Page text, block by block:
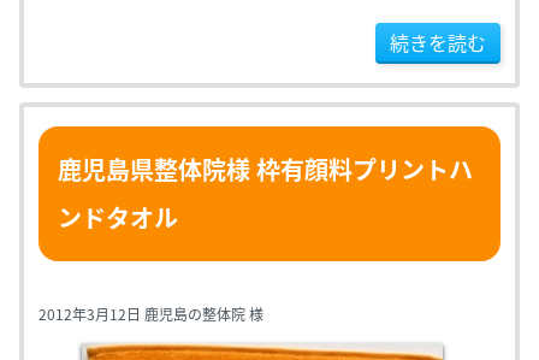
続きを読む
鹿児島県整体院様 枠有顔料プリントハ
ンドタオル
2012年3月12日 鹿児島の整体院 様